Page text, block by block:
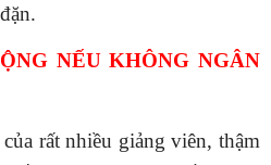
NẾU KHÔNG NGÂN
rất nhiều giảng viên, thậm